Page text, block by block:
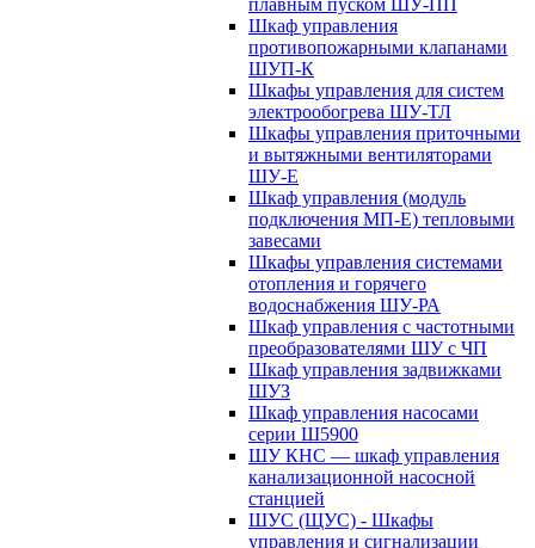
плавным пуском ШУ-ПП
Шкаф управления
противопожарными клапанами
ШУП-К
Шкафы управления для систем
электрообогрева ШУ-ТЛ
Шкафы управления приточными
и вытяжными вентиляторами
ШУ-Е
Шкаф управления (модуль
подключения МП-Е) тепловыми
завесами
Шкафы управления системами
отопления и горячего
водоснабжения ШУ-РА
Шкаф управления с частотными
преобразователями ШУ с ЧП
Шкаф управления задвижками
ШУЗ
Шкаф управления насосами
серии Ш5900
ШУ КНС — шкаф управления
канализационной насосной
станцией
ШУС (ЩУС) - Шкафы
управления и сигнализации